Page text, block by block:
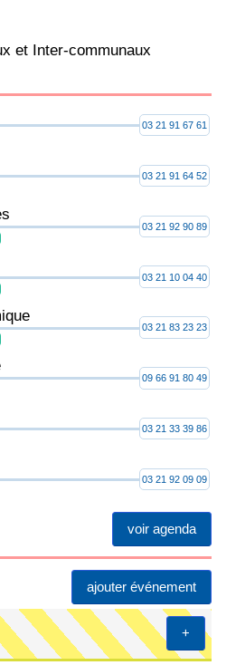
et Inter-communaux
03 21 91 67 61
03 21 91 64 52
03 21 92 90 89
03 21 10 04 40
03 21 83 23 23
09 66 91 80 49
03 21 33 39 86
03 21 92 09 09
voir agenda
ajouter événement
+